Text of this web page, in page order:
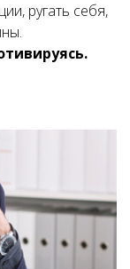
ругать себя,